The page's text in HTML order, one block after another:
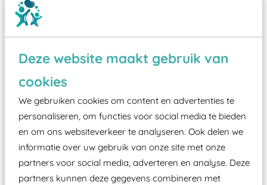
Deze website maakt gebruik van
cookies
We gebruiken cookies om content en advertenties te
personaliseren, om functies voor social media te bieden
en om ons websiteverkeer te analyseren. Ook delen we
informatie over uw gebruik van onze site met onze
partners voor social media, adverteren en analyse. Deze
partners kunnen deze gegevens combineren met
Wist je dat:
Vanaf een valhoogte van 1,5 meter een speciale
valondergrond onder speeltoestellen verplicht is
zoals kunstgras, rubber tegels of boomschors?
Elk speeltoestel in de openbare ruimte voorzien
moet zijn van een typekeuring, -plaatje en